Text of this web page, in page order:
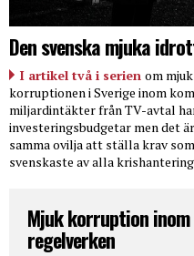
Den svenska mjuka
I artikel två i serien om
korruptionen i Sverige inom
miljardintäkter från TV-avtal
investeringsbudgetar men det
samma ovilja att ställa krav
svenskaste av alla
Mjuk korruption
regelverken